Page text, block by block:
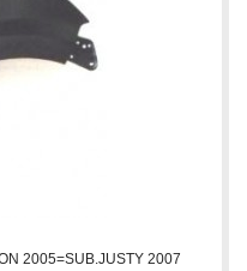
2005=SUB.JUSTY 2007